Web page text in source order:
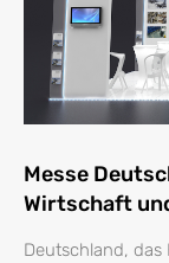
Messe
Wirtschaft
Deutschland, das